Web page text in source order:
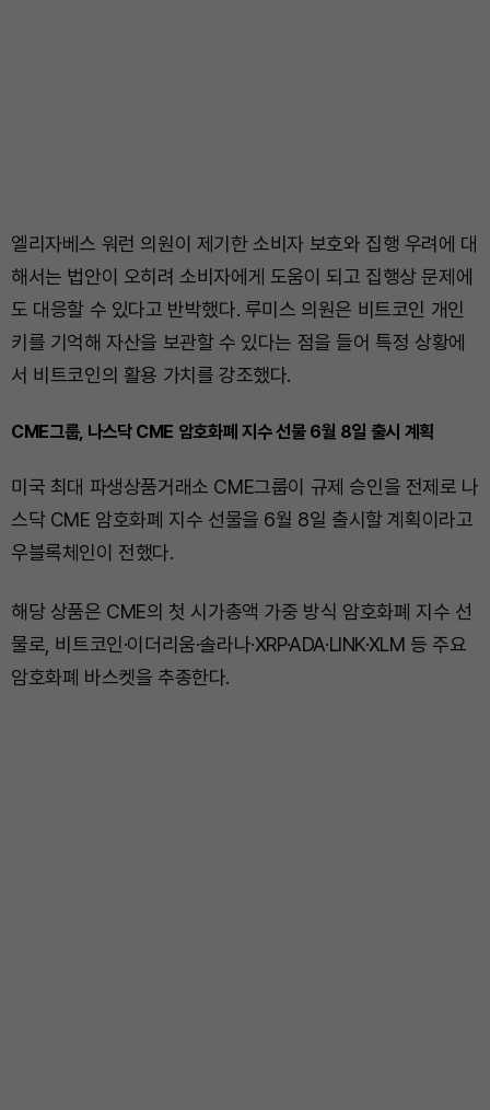
엘리자베스 워런 의원이 제기한 소비자 보호와 집행 우려에 대
해서는 법안이 오히려 소비자에게 도움이 되고 집행상 문제에
도 대응할 수 있다고 반박했다. 루미스 의원은 비트코인 개인
키를 기억해 자산을 보관할 수 있다는 점을 들어 특정 상황에
서 비트코인의 활용 가치를 강조했다.
CME그룹, 나스닥 CME 암호화폐 지수 선물 6월 8일 출시 계획
미국 최대 파생상품거래소 CME그룹이 규제 승인을 전제로 나
스닥 CME 암호화폐 지수 선물을 6월 8일 출시할 계획이라고
우블록체인이 전했다.
해당 상품은 CME의 첫 시가총액 가중 방식 암호화폐 지수 선
물로, 비트코인·이더리움·솔라나·XRP·ADA·LINK·XLM 등 주요
암호화폐 바스켓을 추종한다.